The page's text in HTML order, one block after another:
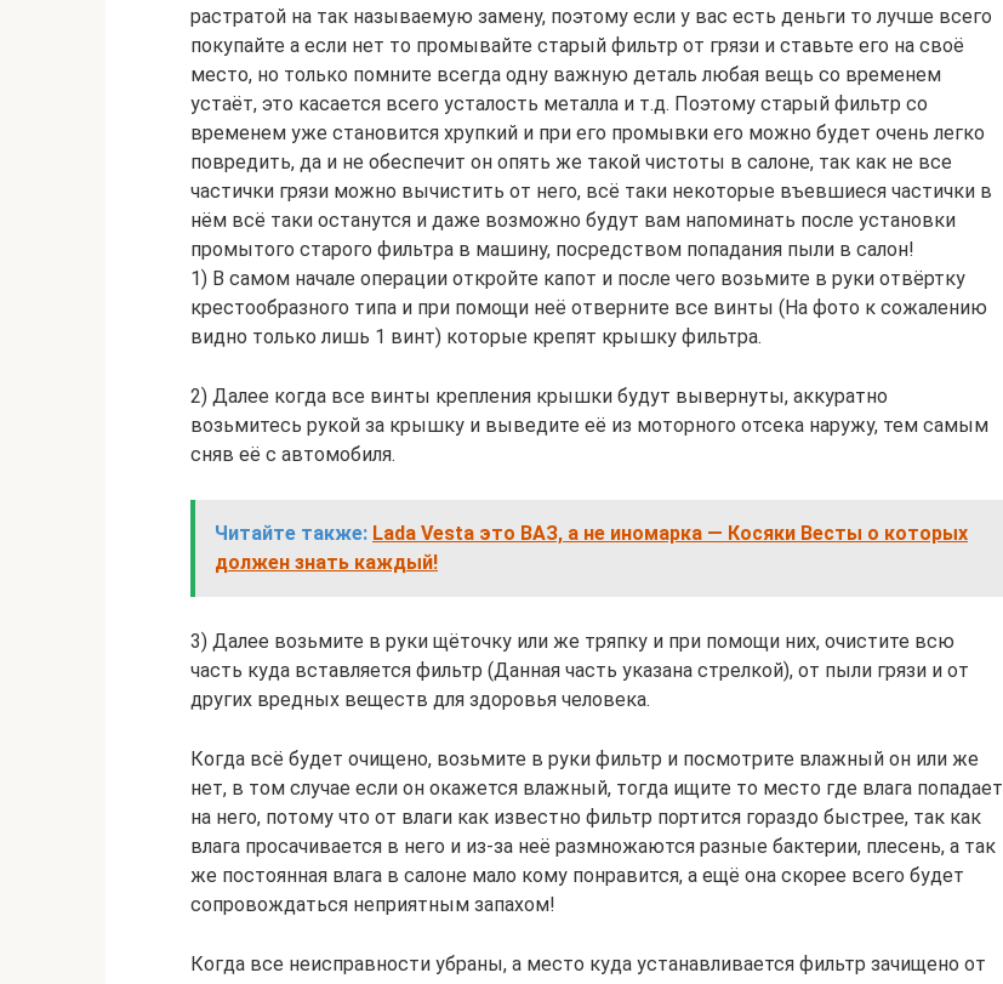
растратой на так называемую замену, поэтому если у вас есть деньги то лучше всего
покупайте а если нет то промывайте старый фильтр от грязи и ставьте его на своё
место, но только помните всегда одну важную деталь любая вещь со временем
устаёт, это касается всего усталость металла и т.д. Поэтому старый фильтр со
временем уже становится хрупкий и при его промывки его можно будет очень легко
повредить, да и не обеспечит он опять же такой чистоты в салоне, так как не все
частички грязи можно вычистить от него, всё таки некоторые въевшиеся частички в
нём всё таки останутся и даже возможно будут вам напоминать после установки
промытого старого фильтра в машину, посредством попадания пыли в салон!
1) В самом начале операции откройте капот и после чего возьмите в руки отвёртку
крестообразного типа и при помощи неё отверните все винты (На фото к сожалению
видно только лишь 1 винт) которые крепят крышку фильтра.
2) Далее когда все винты крепления крышки будут вывернуты, аккуратно
возьмитесь рукой за крышку и выведите её из моторного отсека наружу, тем самым
сняв её с автомобиля.
Читайте также: Lada Vesta это ВАЗ, а не иномарка — Косяки Весты о которых
должен знать каждый!
3) Далее возьмите в руки щёточку или же тряпку и при помощи них, очистите всю
часть куда вставляется фильтр (Данная часть указана стрелкой), от пыли грязи и от
других вредных веществ для здоровья человека.
Когда всё будет очищено, возьмите в руки фильтр и посмотрите влажный он или же
нет, в том случае если он окажется влажный, тогда ищите то место где влага попадает
на него, потому что от влаги как известно фильтр портится гораздо быстрее, так как
влага просачивается в него и из-за неё размножаются разные бактерии, плесень, а так
же постоянная влага в салоне мало кому понравится, а ещё она скорее всего будет
сопровождаться неприятным запахом!
Когда все неисправности убраны, а место куда устанавливается фильтр зачищено от